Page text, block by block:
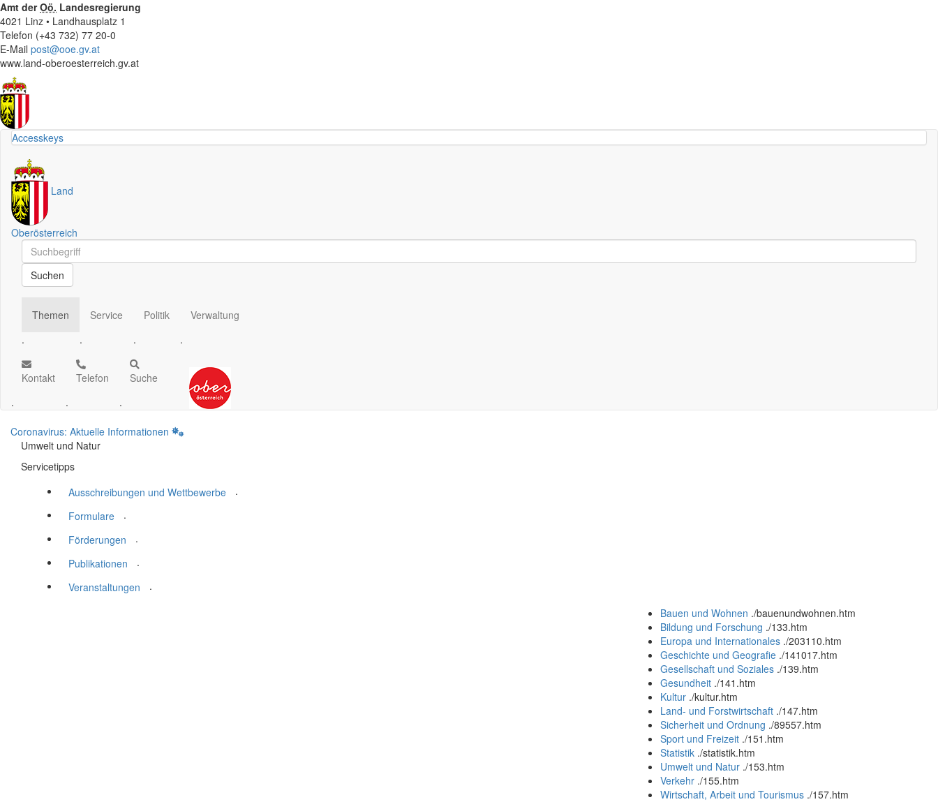
Amt derOö. Landesregierung
4021 Linz • Landhausplatz 1
Telefon (+43 732) 77 20-0
E-Mail post@ooe.gv.at
www.land-oberoesterreich.gv.at
Accesskeys
Land
Oberösterreich
Schnellsuche
Schnellsuche
Suchen
Themen
.
Service
.
Politik
.
Verwaltung
.
Kontakt
.
Telefon
.
Suche
.
Coronavirus: Aktuelle Informationen
Umwelt und Natur
Servicetipps
Ausschreibungen und Wettbewerbe
.
Formulare
.
Förderungen
.
Publikationen
.
Veranstaltungen
.
Bauen und Wohnen ./bauenundwohnen.htm
Bildung und Forschung ./133.htm
Europa und Internationales ./203110.htm
Geschichte und Geografie ./141017.htm
Gesellschaft und Soziales ./139.htm
Gesundheit ./141.htm
Kultur ./kultur.htm
Land- und Forstwirtschaft ./147.htm
Sicherheit und Ordnung ./89557.htm
Sport und Freizeit ./151.htm
Statistik ./statistik.htm
Umwelt und Natur ./153.htm
Verkehr ./155.htm
Wirtschaft, Arbeit und Tourismus ./157.htm